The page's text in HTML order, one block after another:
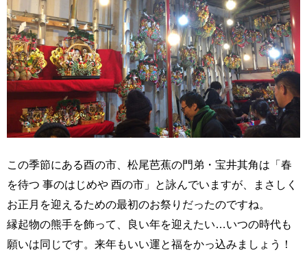
この季節にある酉の市、松尾芭蕉の門弟・宝井其角は「春
を待つ 事のはじめや 酉の市」と詠んでいますが、まさしく
お正月を迎えるための最初のお祭りだったのですね。
縁起物の熊手を飾って、良い年を迎えたい…いつの時代も
願いは同じです。来年もいい運と福をかっ込みましょう！